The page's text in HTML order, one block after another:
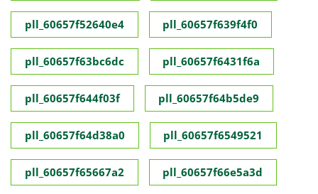
pll_60657f52640e4 pll_60657f639f4f0
pll_60657f63bc6dc pll_60657f6431f6a
pll_60657f644f03f pll_60657f64b5de9
pll_60657f64d38a0 pll_60657f6549521
pll_60657f65667a2 pll_60657f66e5a3d